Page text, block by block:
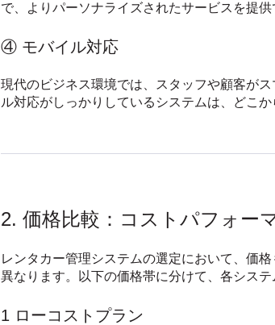
で、よりパーソナライズされたサービスを提供
④ モバイル対応
現代のビジネス環境では、スタッフや顧客が
ル対応がしっかりしているシステムは、どこ
2. 価格比較：コストパフォー
レンタカー管理システムの選定において、価
異なります。以下の価格帯に分けて、各シス
1 ローコストプラン